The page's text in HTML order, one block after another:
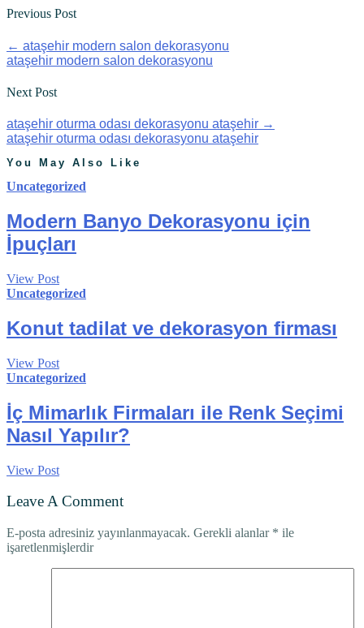
Previous Post
← ataşehir modern salon dekorasyonu
ataşehir modern salon dekorasyonu
Next Post
ataşehir oturma odası dekorasyonu ataşehir →
ataşehir oturma odası dekorasyonu ataşehir
You May Also Like
Uncategorized
Modern Banyo Dekorasyonu için
İpuçları
View Post
Uncategorized
Konut tadilat ve dekorasyon firması
View Post
Uncategorized
İç Mimarlık Firmaları ile Renk Seçimi
Nasıl Yapılır?
View Post
Leave A Comment
E-posta adresiniz yayınlanmayacak. Gerekli alanlar * ile
işaretlenmişlerdir